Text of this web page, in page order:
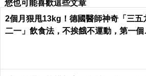
您也可能喜歡這些文章
2個月狠甩13kg！德國醫師神奇「三五
二一」飲食法，不挨餓不運動，第一個